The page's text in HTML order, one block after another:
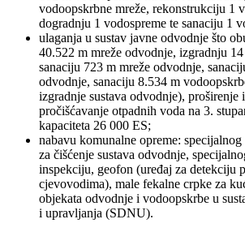
vodoopskrbne mreže, rekonstrukciju 1
dogradnju 1 vodospreme te sanaciju 1
ulaganja u sustav javne odvodnje što
40.522 m mreže odvodnje, izgradnju
sanaciju 723 m mreže odvodnje,
odvodnje, sanaciju 8.534 m
izgradnje sustava odvodnje), proširenje
pročišćavanje otpadnih voda na 3.
kapaciteta 26 000 ES;
nabavu komunalne opreme:
za čišćenje sustava odvodnje,
inspekciju, geofon (uređaj za detekciju
cjevovodima), male fekalne crpke za
objekata odvodnje i vodoopskrbe u
i upravljanja (SDNU).